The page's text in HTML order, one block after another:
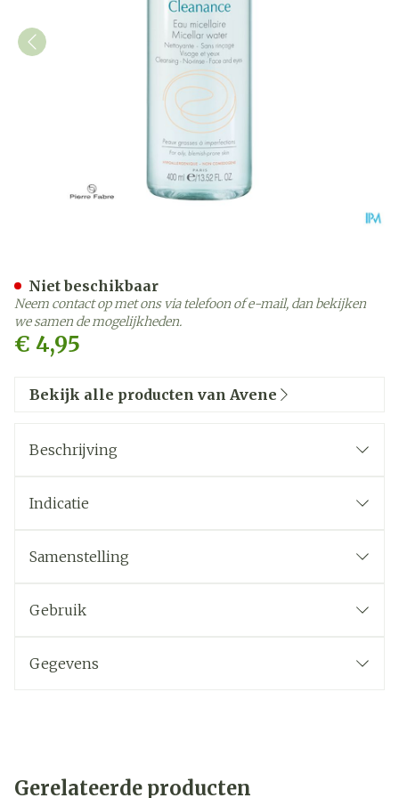
€ 4,95
Niet beschikbaar
Neem contact op met ons via telefoon of e-mail, dan bekijken
we samen de mogelijkheden.
Bekijk alle producten van Avene
Beschrijving
Indicatie
Samenstelling
Gebruik
Gegevens
Gerelateerde producten